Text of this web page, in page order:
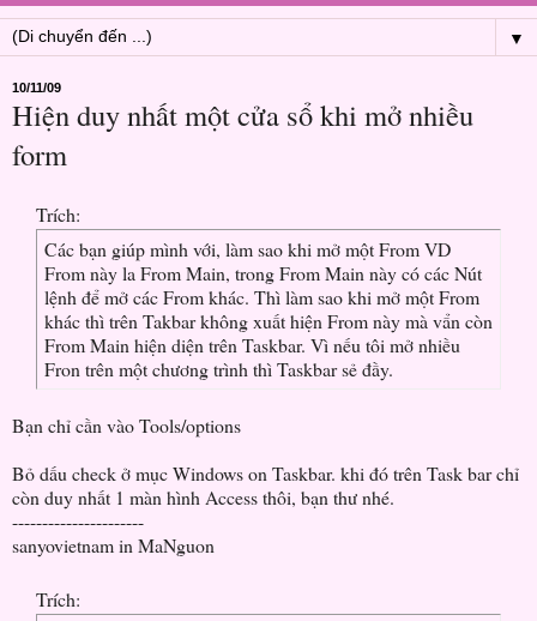
▼
10/11/09
Hiện duy nhất một cửa sổ khi mở nhiều
form
Trích:
Các bạn giúp mình với, làm sao khi mở một From VD
From này la From Main, trong From Main này có các Nút
lệnh để mở các From khác. Thì làm sao khi mở một From
khác thì trên Takbar không xuất hiện From này mà vẩn còn
From Main hiện diện trên Taskbar. Vì nếu tôi mở nhiều
Fron trên một chương trình thì Taskbar sẻ đầy.
Bạn chỉ cần vào Tools/options
Bỏ dấu check ở mục Windows on Taskbar. khi đó trên Task bar chỉ
còn duy nhất 1 màn hình Access thôi, bạn thư nhé.
----------------------
sanyovietnam in MaNguon
Trích: